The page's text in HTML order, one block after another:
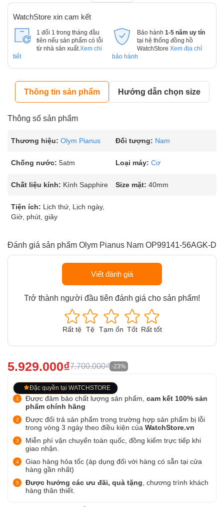
WatchStore xin cam kết
1 đổi 1 trong tháng đầu
tiên nếu sản phẩm có lỗi
từ nhà sản xuất. Xem chi
tiết
Bảo hành 1-5 năm uy tín
tại hệ thống đồng hồ
WatchStore Xem địa chỉ
bảo hành
Thông tin sản phẩm Hướng dẫn chọn size
Thông số sản phẩm
Thương hiệu: Olym Pianus Đối tượng: Nam
Chống nước: 5atm Loại máy: Cơ
Chất liệu kính: Kính Sapphire Size mặt: 40mm
Tiện ích: Lịch thứ, Lịch ngày,
Giờ, phút, giây
Đánh giá sản phẩm Olym Pianus Nam OP99141-56AGK-D
Viết đánh giá
Trở thành người đầu tiên đánh giá cho sản phẩm!
Rất tệ Tệ Tạm ổn Tốt Rất tốt
5.929.000₫7.700.000₫ -23%
Đặc quyền tại WATCHSTORE
Được đảm bảo chất lượng sản phẩm, cam kết 100% sản
phẩm chính hãng
Được đổi trả sản phẩm trong trường hợp sản phẩm bị lỗi
trong vòng 3 ngày theo điều kiện của WatchStore.vn
Miễn phí vận chuyển toàn quốc, đồng kiểm trực tiếp khi
giao nhận.
Giao hàng hỏa tốc (áp dụng đối với hàng có sẵn tại cửa
hàng gần nhất)
Được hưởng các ưu đãi, quà tặng , chương trình khách
hàng thân thiết.